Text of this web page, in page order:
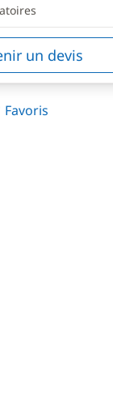
un devis
Favoris